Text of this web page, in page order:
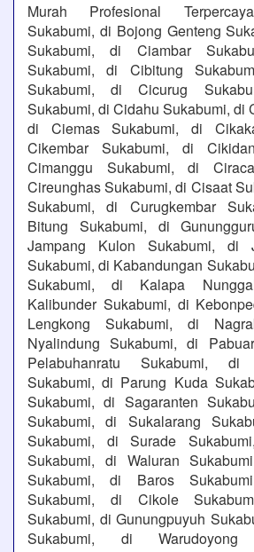
Murah Profesional
Sukabumi, di Bojong Genteng
Sukabumi, di Ciambar
Sukabumi, di Cibitung
Sukabumi, di Cicurug
Sukabumi, di Cidahu Sukabumi, di
di Ciemas Sukabumi, di
Cikembar Sukabumi, di
Cimanggu Sukabumi, di
Cireunghas Sukabumi, di Cisaat
Sukabumi, di Curugkembar
Bitung Sukabumi, di
Jampang Kulon Sukabumi, di
Sukabumi, di Kabandungan
Sukabumi, di Kalapa
Kalibunder Sukabumi, di
Lengkong Sukabumi, di
Nyalindung Sukabumi, di
Pelabuhanratu Sukabumi,
Sukabumi, di Parung Kuda
Sukabumi, di Sagaranten
Sukabumi, di Sukalarang
Sukabumi, di Surade
Sukabumi, di Waluran
Sukabumi, di Baros
Sukabumi, di Cikole
Sukabumi, di Gunungpuyuh
Sukabumi, di